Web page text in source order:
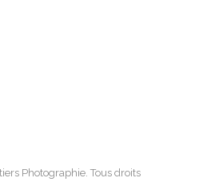
Photographie. Tous droits